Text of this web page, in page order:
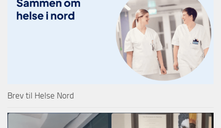
Brev til Helse Nord